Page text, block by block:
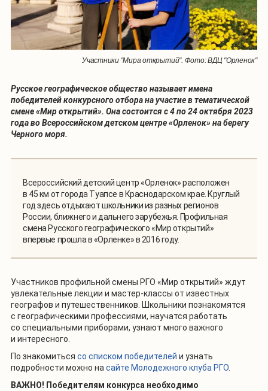
Участники "Мира открытий". Фото: ВДЦ "Орленок"
Русское географическое общество называет имена
победителей конкурсного отбора на участие в тематической
смене «Мир открытий». Она состоится с 4 по 24 октября 2023
года во Всероссийском детском центре «Орленок» на берегу
Черного моря.
Всероссийский детский центр «Орленок» расположен
в 45 км от города Туапсе в Краснодарском крае. Круглый
год здесь отдыхают школьники из разных регионов
России, ближнего и дальнего зарубежья. Профильная
смена Русского географического «Мир открытий»
впервые прошла в «Орленке» в 2016 году.
Участников профильной смены РГО «Мир открытий» ждут
увлекательные лекции и мастер-классы от известных
географов и путешественников. Школьники познакомятся
с географическими профессиями, научатся работать
со специальными приборами, узнают много важного
и интересного.
По знакомиться со списком победителей и узнать
подробности можно насайте Молодежного клуба РГО.
ВАЖНО! Победителям конкурса необходимо